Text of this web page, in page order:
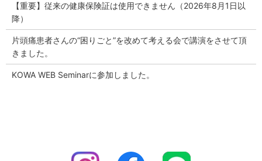
【重要】従来の健康保険証は使用できません（2026年8月1日以
降）
片頭痛患者さんの“困りごと”を改めて考える会で講演をさせて頂
きました。
KOWA WEB Seminarに参加しました。